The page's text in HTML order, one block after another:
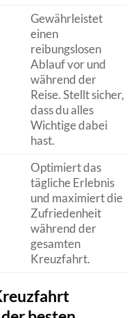
Gewährleistet
einen
reibungslosen
Ablauf vor und
während der
Reise. Stellt sicher,
dass du alles
Wichtige dabei
hast.
Optimiert das
tägliche Erlebnis
und maximiert die
Zufriedenheit
während der
gesamten
Kreuzfahrt.